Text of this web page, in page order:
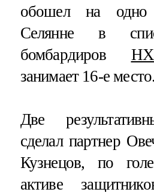
обошел на
Селянне в
бомбардиров
занимает 16-е место.
Две
сделал партнер
Кузнецов, по
активе